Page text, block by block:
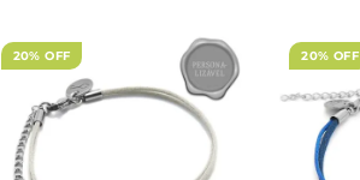
20% OFF 20% OFF